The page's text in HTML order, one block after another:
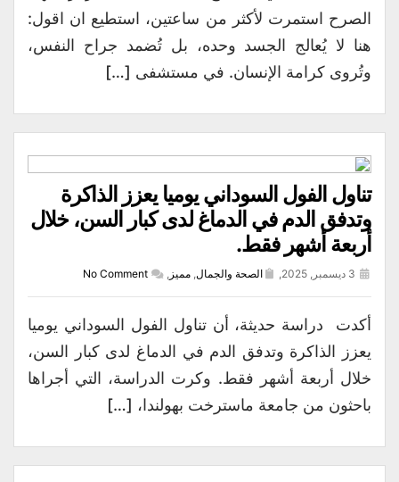
الصرح استمرت لأكثر من ساعتين، استطيع ان اقول:
هنا لا يُعالج الجسد وحده، بل تُضمد جراح النفس،
وتُروى كرامة الإنسان. في مستشفى […]
تناول الفول السوداني يوميا يعزز الذاكرة
وتدفق الدم في الدماغ لدى كبار السن، خلال
أربعة أشهر فقط.
الصحة والجمال, مميز ,
No Comment
أكدت دراسة حديثة، أن تناول الفول السوداني يوميا
يعزز الذاكرة وتدفق الدم في الدماغ لدى كبار السن،
خلال أربعة أشهر فقط. وكرت الدراسة، التي أجراها
باحثون من جامعة ماسترخت بهولندا، […]